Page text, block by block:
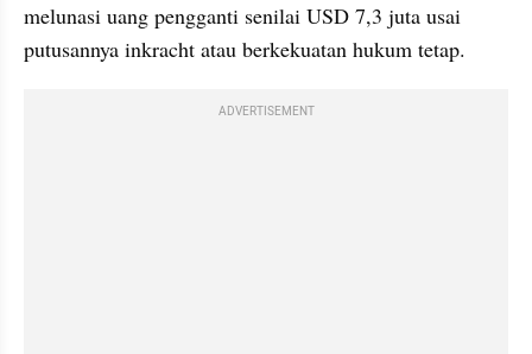
melunasi uang pengganti senilai USD 7,3 juta usai
putusannya inkracht atau berkekuatan hukum tetap.
ADVERTISEMENT